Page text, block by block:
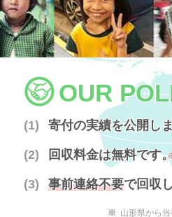
OUR
寄付の実績を公開しま
回収料金は無料です
事前連絡不要で回収
山形県から